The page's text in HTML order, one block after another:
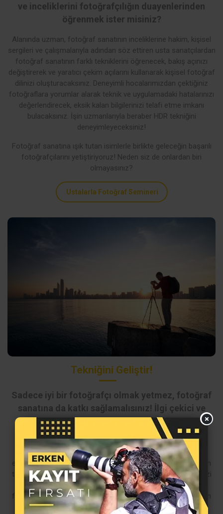
ve inceliklerini fotoğrafçılığın duayenlerinden
öğrenmek ister misiniz?
Alanında uzman, fotoğraf sanatının inceliklerine hakim, kişisel
sergileri ve çalışmalarıyla adından söz ettiren usta sanatçılardan
fotoğraf sanatının farklı tekniklerini öğrenecek, bakış açınızı
değiştirerek ve yaratıcı çekim açılarını kullanarak kişisel fotoğraf
dilinizi oluşturacaksınız. Deneyimli hocalarımızdan çektiğiniz
fotoğraflara yorumlar alarak teknik ve uygulamadaki hatalarınızı
değerlendirecek, eksik kalan bilgilerinizi telafi etme imkanı
bulacaksınız. İşin uzmanlarıyla beraber HDR tekniğini
deneyimleyeceksiniz!
Fotoğraf sanatına ışık tutan isimlerle birlikte geleceğin başarılı
fotoğrafçılarını yetiştiriyoruz! Neden siz de onlardan biri
olmayasınız?
Ustalarla Fotoğraf Semineri
Tekniğini Geliştir!
Sadece iyi bir fotoğrafçı olmak yetmez, fotoğraf
sanatına da katkı sağlamalısınız! İlgi çekici ve
tekniğinizi geliştirecek bir atölyemiz var!
HDR çekim tekniğiyle birlikte fotoğraflarınızdaki karanlık ve
aydınlık dengesini kurmayı öğreneceğiniz HDR Çekim
eğitimimizle sizleri daha iyi bir fotoğrafçı haline getirecek tüm
teorik ve pratik beceriyi kazandırıyoruz. Özgün fotoğraf dilinizi
oluşturmanız için gereken çekim deneyimini edinecek ve
fotoğraf sanatına bambaşka bir açıdan bakacaksınız! Sıradan
bir fotoğrafçı olmak istemiyorsanız bu atölyeyi kaçırmayın…